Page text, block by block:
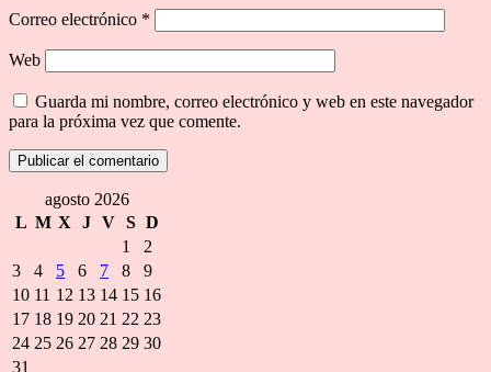
Correo electrónico *
Web
Guarda mi nombre, correo electrónico y web en este navegador
para la próxima vez que comente.
agosto 2026
L M X J V S D
1
2
3
4 5 6 7 8
9
10 11 12 13 14 15 16
17 18 19 20 21 22 23
24 25 26 27 28 29 30
31